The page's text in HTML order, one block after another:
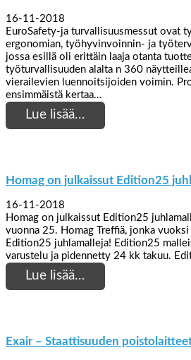
16-11-2018
EuroSafety-ja turvallisuusmessut ovat
ergonomian, työhyvinvoinnin- ja
jossa esillä oli erittäin laaja otanta
työturvallisuuden alalta n 360
vierailevien luennoitsijoiden voimin.
ensimmäistä kertaa…
Lue lisää…
Homag on julkaissut Edition25
16-11-2018
Homag on julkaissut Edition25
vuonna 25. Homag Treffiä, jonka
Edition25 juhlamalleja! Edition25
varustelu ja pidennetty 24 kk takuu.
Lue lisää…
Exair – Staattisuuden